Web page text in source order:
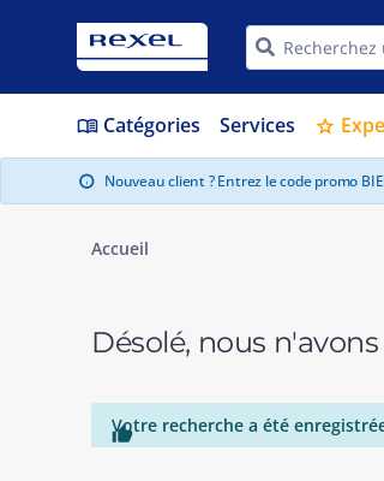
menu_book Catégories Services star
info Nouveau client ? Entrez le code promo
Accueil
Désolé, nous

Votre recherche a été